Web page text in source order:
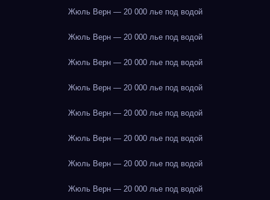
Жюль Верн — 20 000 лье под водой
Жюль Верн — 20 000 лье под водой
Жюль Верн — 20 000 лье под водой
Жюль Верн — 20 000 лье под водой
Жюль Верн — 20 000 лье под водой
Жюль Верн — 20 000 лье под водой
Жюль Верн — 20 000 лье под водой
Жюль Верн — 20 000 лье под водой